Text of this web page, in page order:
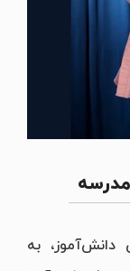
دانش‌آموز، به